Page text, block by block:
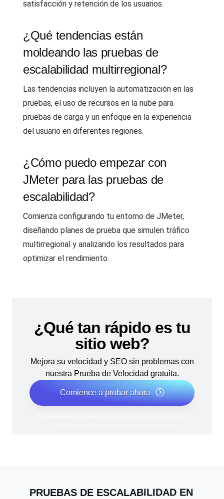
satisfacción y retención de los usuarios.
¿Qué tendencias están
moldeando las pruebas de
escalabilidad multirregional?
Las tendencias incluyen la automatización en las
pruebas, el uso de recursos en la nube para
pruebas de carga y un enfoque en la experiencia
del usuario en diferentes regiones.
¿Cómo puedo empezar con
JMeter para las pruebas de
escalabilidad?
Comienza configurando tu entorno de JMeter,
diseñando planes de prueba que simulen tráfico
multirregional y analizando los resultados para
optimizar el rendimiento.
¿Qué tan rápido es tu
sitio web?
Mejora su velocidad y SEO sin problemas con
nuestra Prueba de Velocidad gratuita.
Comience a probar ahora
PRUEBAS DE ESCALABILIDAD EN